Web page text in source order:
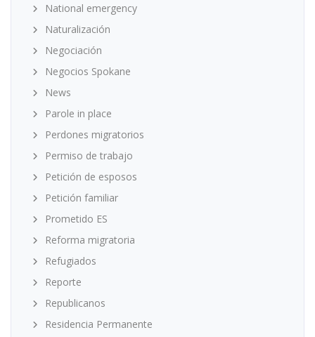
National emergency
Naturalización
Negociación
Negocios Spokane
News
Parole in place
Perdones migratorios
Permiso de trabajo
Petición de esposos
Petición familiar
Prometido ES
Reforma migratoria
Refugiados
Reporte
Republicanos
Residencia Permanente